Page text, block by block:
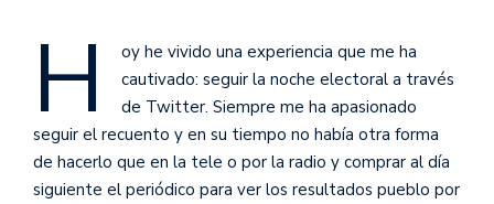
H
oy he vivido una experiencia que me ha
cautivado: seguir la noche electoral a través
de Twitter. Siempre me ha apasionado
seguir el recuento y en su tiempo no había otra forma
de hacerlo que en la tele o por la radio y comprar al día
siguiente el periódico para ver los resultados pueblo por